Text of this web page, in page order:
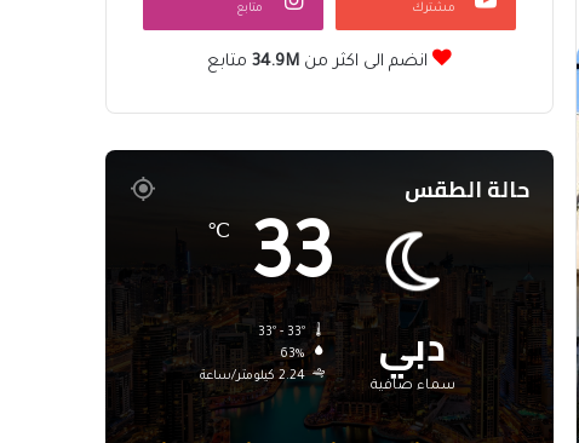
مشترك متابع
انضم الى اكثر من34.9M متابع
حالة الطقس
دبي
سماء صافية
33
℃
63%
2.24 كيلومتر/ساعة